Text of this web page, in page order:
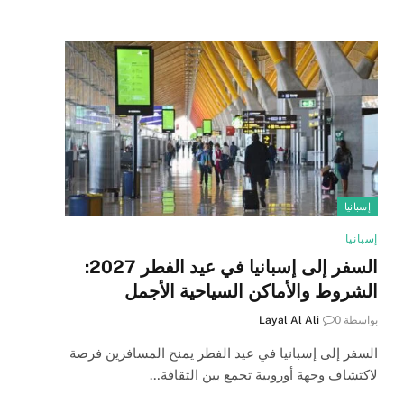
إسبانيا
إسبانيا
السفر إلى إسبانيا في عيد الفطر 2027:
الشروط والأماكن السياحية الأجمل
بواسطة Layal Al Ali 0
السفر إلى إسبانيا في عيد الفطر يمنح المسافرين فرصة
لاكتشاف وجهة أوروبية تجمع بين الثقافة…